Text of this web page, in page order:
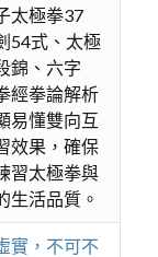
太極拳37
54式、太極
錦、六字
經拳論解析
易懂雙向互
效果，確保
習太極拳與
生活品質。
實，不可不